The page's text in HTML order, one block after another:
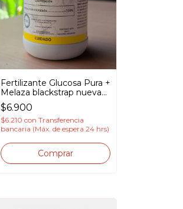
Fertilizante Glucosa Pura +
Melaza blackstrap nueva
fórmula Altamura
$6.900
$6.210 con Transferencia
bancaria (Máx. de espera 24 hrs)